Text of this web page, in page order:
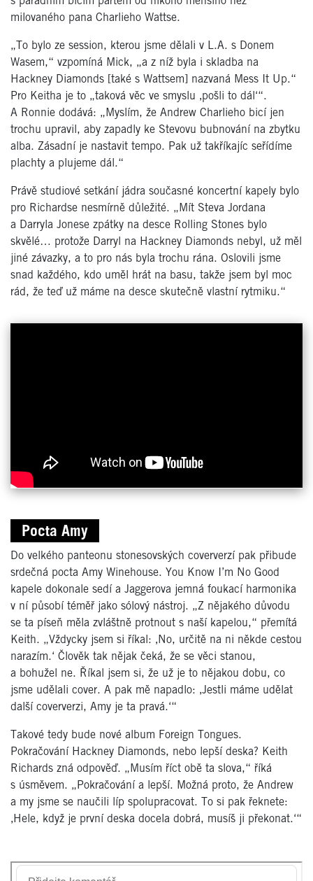
milovaného pana Charlieho Wattse.
„To bylo ze session, kterou jsme dělali v L.A. s Donem
Wasem,“ vzpomíná Mick, „a z níž byla i skladba na
Hackney Diamonds [také s Wattsem] nazvaná Mess It Up.“
Pro Keitha je to „taková věc ve smyslu ‚pošli to dál‘“.
A Ronnie dodává: „Myslím, že Andrew Charlieho bicí jen
trochu upravil, aby zapadly ke Stevovu bubnování na zbytku
alba. Zásadní je nastavit tempo. Pak už takříkajíc seřídíme
plachty a plujeme dál.“
Právě studiové setkání jádra současné koncertní kapely bylo
pro Richardse nesmírně důležité. „Mít Steva Jordana
a Darryla Jonese zpátky na desce Rolling Stones bylo
skvělé… protože Darryl na Hackney Diamonds nebyl, už měl
jiné závazky, a to pro nás byla trochu rána. Oslovili jsme
snad každého, kdo uměl hrát na basu, takže jsem byl moc
rád, že teď už máme na desce skutečně vlastní rytmiku.“
Pocta Amy
Do velkého panteonu stonesovských coververzí pak přibude
srdečná pocta Amy Winehouse. You Know I’m No Good
kapele dokonale sedí a Jaggerova jemná foukací harmonika
v ní působí téměř jako sólový nástroj. „Z nějakého důvodu
se ta píseň měla zvláštně protnout s naší kapelou,“ přemítá
Keith. „Vždycky jsem si říkal: ‚No, určitě na ni někde cestou
narazím.‘ Člověk tak nějak čeká, že se věci stanou,
a bohužel ne. Říkal jsem si, že už je to nějakou dobu, co
jsme udělali cover. A pak mě napadlo: ‚Jestli máme udělat
další coververzi, Amy je ta pravá.‘“
Takové tedy bude nové album Foreign Tongues.
Pokračování Hackney Diamonds, nebo lepší deska? Keith
Richards zná odpověď. „Musím říct obě ta slova,“ říká
s úsměvem. „Pokračování a lepší. Možná proto, že Andrew
a my jsme se naučili líp spolupracovat. To si pak řeknete:
‚Hele, když je první deska docela dobrá, musíš ji překonat.‘“